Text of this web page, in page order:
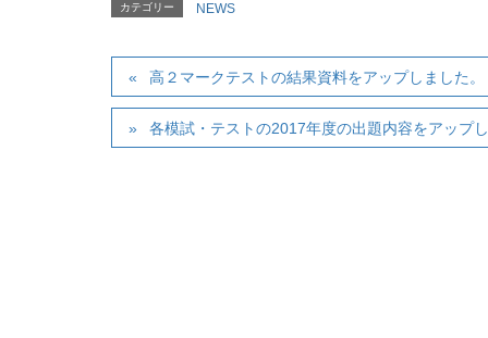
カテゴリー NEWS
高２マークテストの結果資料をアップしました。
各模試・テストの2017年度の出題内容をアップし